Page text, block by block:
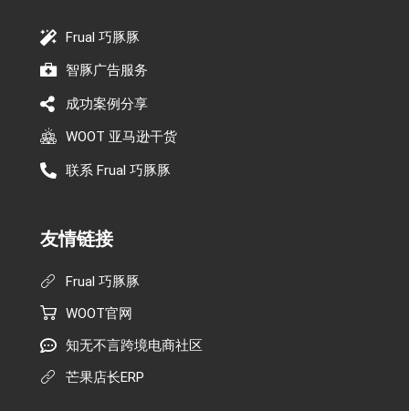
Frual 巧豚豚
智豚广告服务
成功案例分享
WOOT 亚马逊干货
联系 Frual 巧豚豚
友情链接
Frual 巧豚豚
WOOT官网
知无不言跨境电商社区
芒果店长ERP